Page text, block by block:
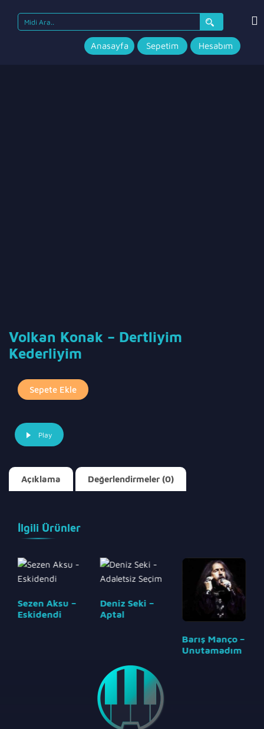
Search
for:
Anasayfa
Sepetim Hesabım
Volkan Konak – Dertliyim
Kederliyim
Volkan
Konak
Dertliyim
Kederliyim
Sepete Ekle
Play
Açıklama Değerlendirmeler (0)
İlgili Ürünler
Sezen Aksu –
Eskidendi
Deniz Seki –
Aptal
Barış Manço –
Unutamadım